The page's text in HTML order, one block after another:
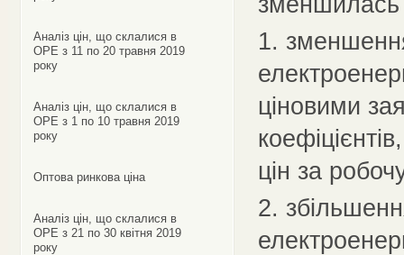
Аналіз цін, що склалися в
ОРЕ з 11 по 20 травня 2019
року
Аналіз цін, що склалися в
ОРЕ з 1 по 10 травня 2019
року
Оптова ринкова ціна
Аналіз цін, що склалися в
ОРЕ з 21 по 30 квітня 2019
року
1.
ціновими
цін за
2.